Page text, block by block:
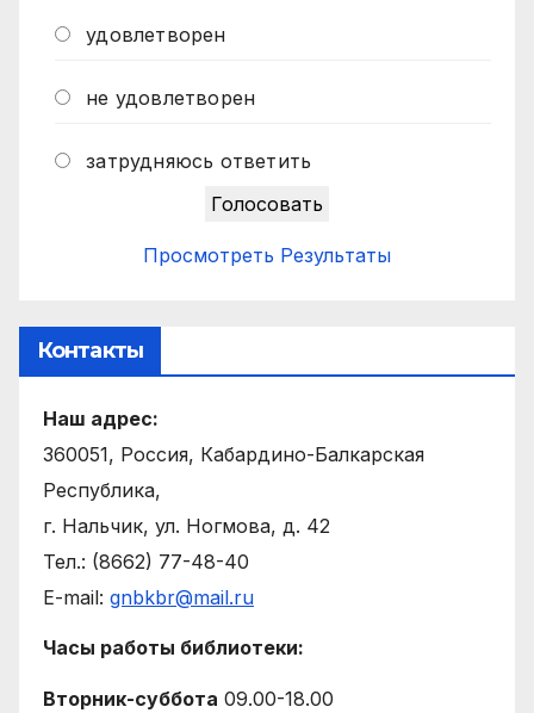
удовлетворен
не удовлетворен
затрудняюсь ответить
Просмотреть Результаты
Контакты
Наш адрес:
360051, Россия, Кабардино-Балкарская
Республика,
г. Нальчик, ул. Ногмова, д. 42
Тел.: (8662) 77-48-40
E-mail: gnbkbr@mail.ru
Часы работы библиотеки:
Вторник-суббота 09.00-18.00